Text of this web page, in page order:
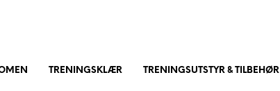
TRENINGSKLÆR TRENINGSUTSTYR & TILBEHØR